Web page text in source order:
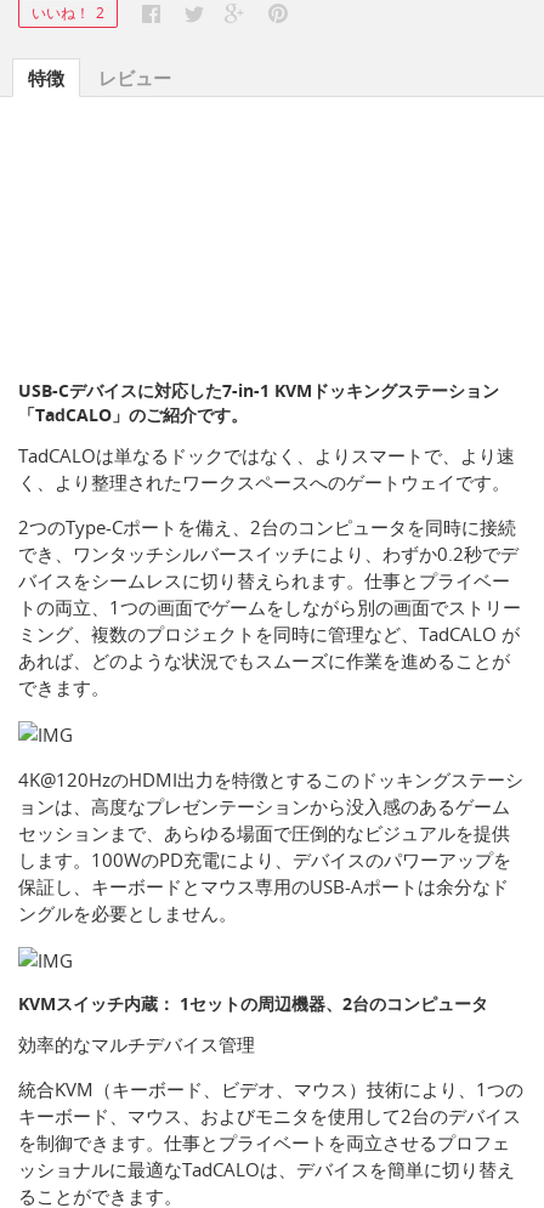
いいね！ 2
特徴 レビュー
USB-Cデバイスに対応した7-in-1 KVMドッキングステーション
「TadCALO」のご紹介です。
TadCALOは単なるドックではなく、よりスマートで、より速
く、より整理されたワークスペースへのゲートウェイです。
2つのType-Cポートを備え、2台のコンピュータを同時に接続
でき、ワンタッチシルバースイッチにより、わずか0.2秒でデ
バイスをシームレスに切り替えられます。仕事とプライベー
トの両立、1つの画面でゲームをしながら別の画面でストリー
ミング、複数のプロジェクトを同時に管理など、TadCALO が
あれば、どのような状況でもスムーズに作業を進めることが
できます。
4K@120HzのHDMI出力を特徴とするこのドッキングステーシ
ョンは、高度なプレゼンテーションから没入感のあるゲーム
セッションまで、あらゆる場面で圧倒的なビジュアルを提供
します。100WのPD充電により、デバイスのパワーアップを
保証し、キーボードとマウス専用のUSB-Aポートは余分なド
ングルを必要としません。
KVMスイッチ内蔵： 1セットの周辺機器、2台のコンピュータ
効率的なマルチデバイス管理
統合KVM（キーボード、ビデオ、マウス）技術により、1つの
キーボード、マウス、およびモニタを使用して2台のデバイス
を制御できます。仕事とプライベートを両立させるプロフェ
ッショナルに最適なTadCALOは、デバイスを簡単に切り替え
ることができます。